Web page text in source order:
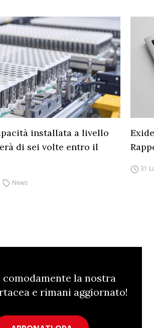
installata a livello
di sei volte entro il
News
31
comodamente la nostra
e rimani aggiornato!